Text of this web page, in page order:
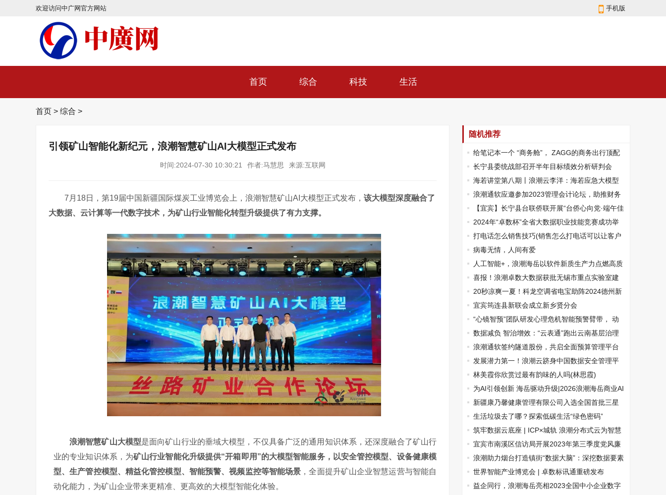
欢迎访问中广网官方网站 手机版
首页 综合 科技 生活
首页 > 综合 >
引领矿山智能化新纪元，浪潮智慧矿山AI大模型正式发布
时间:2024-07-30 10:30:21 作者:马慧思 来源:互联网
7月18日，第19届中国新疆国际煤炭工业博览会上，浪潮智慧矿山AI大模型正式发布， 该大模型深度融合了
大数据、云计算等一代数字技术，为矿山行业智能化转型升级提供了有力支撑。
浪潮智慧矿山大模型是面向矿山行业的垂域大模型，不仅具备广泛的通用知识体系，还深度融合了矿山行
业的专业知识体系，为矿山行业智能化升级提供“开箱即用”的大模型智能服务，以安全管控模型、设备健康模
型、生产管控模型、精益化管控模型、智能预警、视频监控等智能场景 ，全面提升矿山企业智慧运营与智能自
动化能力，为矿山企业带来更精准、更高效的大模型智能化体验。
随机推荐
给笔记本一个 “商务舱”， ZAGG的商务出行顶配
长宁县委统战部召开半年目标绩效分析研判会
海若讲堂第八期丨浪潮云李洋：海若应急大模型
为行业带来新气象
浪潮通软应邀参加2023管理会计论坛，助推财务
管理创新发展
【宜宾】长宁县台联侨联开展“台侨心向党·端午佳
节粽飘香”活动
2024年“卓数杯”全省大数据职业技能竞赛成功举
办打电话怎么销售技巧(销售怎么打电话可以让客户
接受)
病毒无情，人间有爱
人工智能+，浪潮海岳以软件新质生产力点燃高质
量发展新引擎
喜报！浪潮卓数大数据获批无锡市重点实验室建
设立项
20秒凉爽一夏！科龙空调省电宝助阵2024德州新
青年音乐节，精彩即将上演！
宜宾筠连县新联会成立新乡贤分会
“心镜智预”团队研发心理危机智能预警臂带， 动
态分级守护青少年心理健康
数据减负 智治增效：“云表通”跑出云南基层治理
新路径
浪潮通软签约隧道股份，共启全面预算管理平台
数智升级
发展潜力第一！浪潮云跻身中国数据安全管理平
台TOP2
林美霞你欣赏过最有韵味的人吗(林思霞)
为AI引领创新 海岳驱动升级|2026浪潮海岳商业AI
人力资源创新论坛成功举办
新疆康乃馨健康管理有限公司入选全国首批三星
级巾帼家政服务机构
生活垃圾去了哪？探索低碳生活“绿色密码”
筑牢数据云底座 | ICP×城轨 浪潮分布式云为智慧
城轨筑基
宜宾市南溪区信访局开展2023年第三季度党风廉
政警示日活动
浪潮助力烟台打造镇街“数据大脑”：深挖数据要素
价值，按下基层治理加速键
世界智能产业博览会 | 卓数标讯通重磅发布
益企同行，浪潮海岳亮相2023全国中小企业数字